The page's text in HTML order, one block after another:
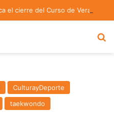
CulturayDeporte
taekwondo